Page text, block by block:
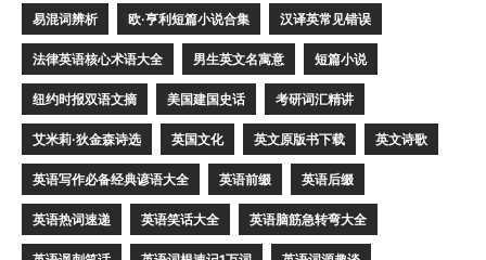
易混词辨析 欧·亨利短篇小说合集 汉译英常见错误
法律英语核心术语大全 男生英文名寓意 短篇小说
纽约时报双语文摘 美国建国史话 考研词汇精讲
艾米莉·狄金森诗选 英国文化 英文原版书下载 英文诗歌
英语写作必备经典谚语大全 英语前缀 英语后缀
英语热词速递 英语笑话大全 英语脑筋急转弯大全